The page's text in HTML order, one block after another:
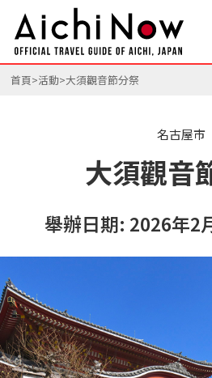
首頁 活動 大須觀音節分祭
名古屋市
大須觀音
舉辦日期: 2026年2